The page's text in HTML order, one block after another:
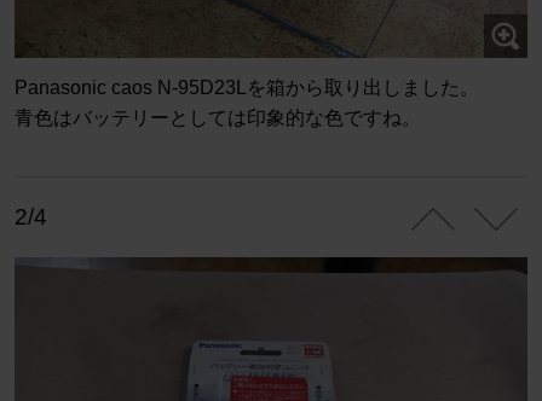
Panasonic caos N-95D23Lを箱から取り出しました。
青色はバッテリーとしては印象的な色ですね。
2/4